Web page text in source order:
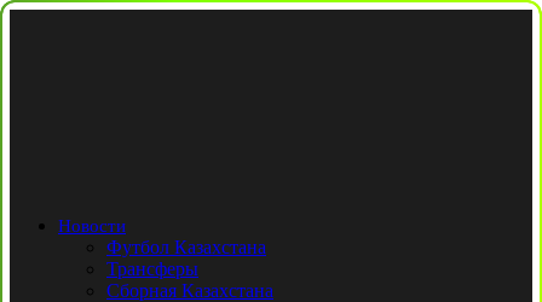
Новости
Футбол Казахстана
Трансферы
Сборная Казахстана